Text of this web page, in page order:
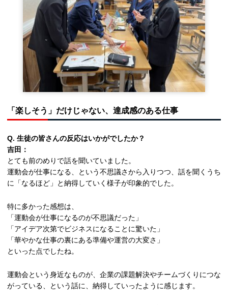
「楽しそう」だけじゃない、達成感のある仕事
Q. 生徒の皆さんの反応はいかがでしたか？
吉田：
とても前のめりで話を聞いていました。
運動会が仕事になる、という不思議さから入りつつ、話を聞くうち
に「なるほど」と納得していく様子が印象的でした。
特に多かった感想は、
「運動会が仕事になるのが不思議だった」
「アイデア次第でビジネスになることに驚いた」
「華やかな仕事の裏にある準備や運営の大変さ」
といった点でしたね。
運動会という身近なものが、企業の課題解決やチームづくりにつな
がっている、という話に、納得していったように感じます。